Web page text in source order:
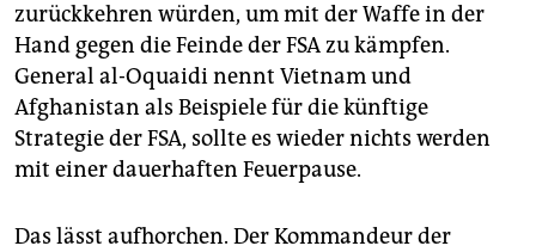
zurückkehren würden, um mit der Waffe in der
Hand gegen die Feinde der FSA zu kämpfen.
General al-Oquaidi nennt Vietnam und
Afghanistan als Beispiele für die künftige
Strategie der FSA, sollte es wieder nichts werden
mit einer dauerhaften Feuerpause.
Das lässt aufhorchen. Der Kommandeur der